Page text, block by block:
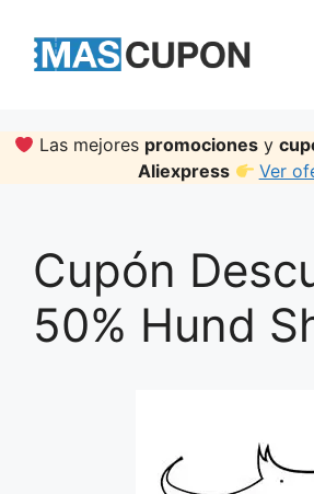
content
Las mejores promociones y
Aliexpress
Ver
Cupón
50% Hund